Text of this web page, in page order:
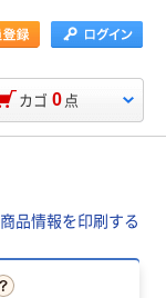
カゴ 0 点
商品情報を印刷する